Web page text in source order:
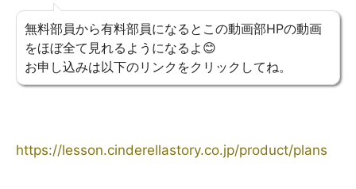
無料部員から有料部員になるとこの動画部HPの動画
をほぼ全て見れるようになるよ😊
お申し込みは以下のリンクをクリックしてね。
https://lesson.cinderellastory.co.jp/product/plans